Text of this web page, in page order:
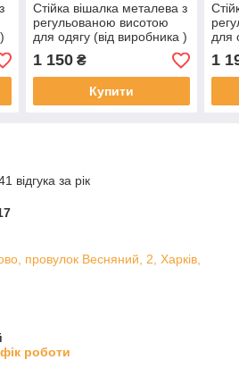
Стійка вішалка металева з
регульованою висотою
для одягу (від виробника )
1 150₴
Купити
для
1
відгука за рік
провулок Весняний, 2, Харків,
роботи